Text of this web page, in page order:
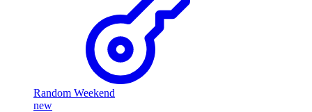
Random Weekend
new